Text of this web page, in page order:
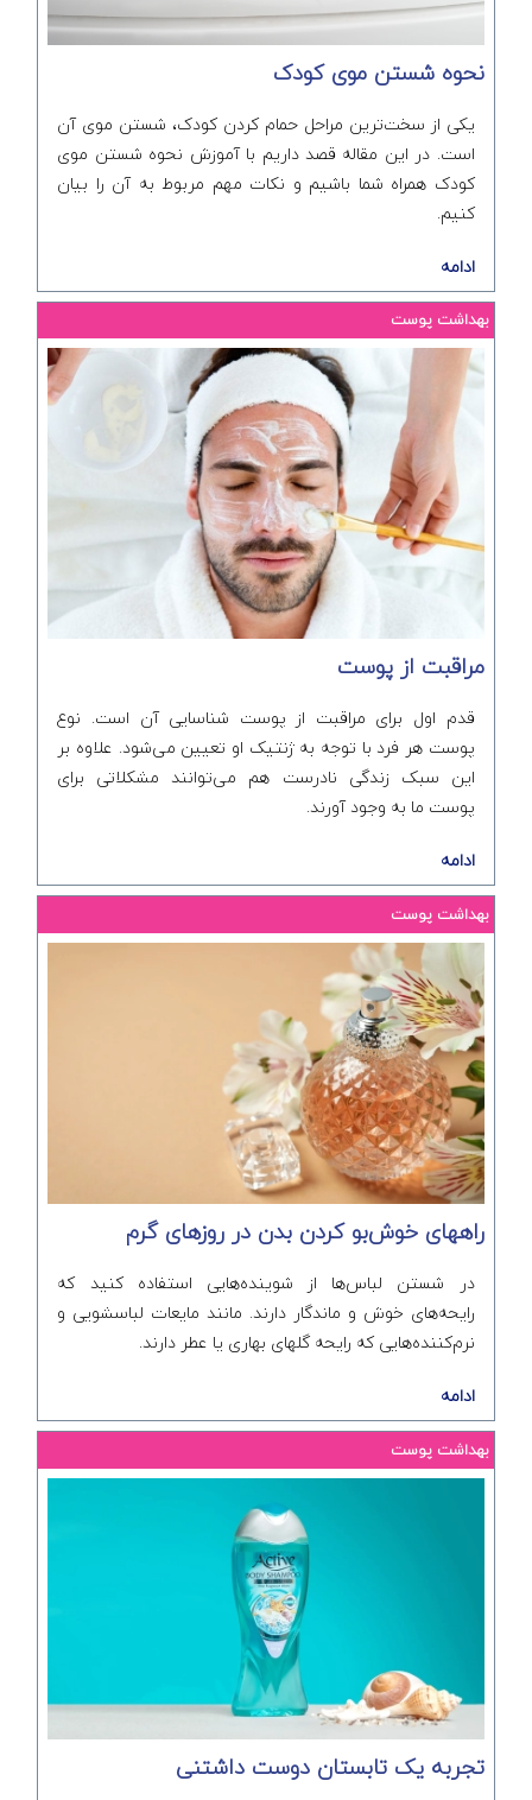
نحوه شستن موی کودک
یکی از سخت‌ترین مراحل حمام کردن کودک، شستن موی آن
است. در این مقاله قصد داریم با آموزش نحوه شستن موی
کودک همراه شما باشیم و نکات مهم مربوط به آن را بیان
کنیم.
ادامه
بهداشت پوست
مراقبت از پوست
قدم اول برای مراقبت از پوست شناسایی آن است. نوع
پوست هر فرد با توجه به ژنتیک او تعیین می‌شود. علاوه بر
این سبک زندگی نادرست هم می‌توانند مشکلاتی برای
پوست ما به وجود آورند.
ادامه
بهداشت پوست
راههای خوش‌بو کردن بدن در روزهای گرم
در شستن لباس‌ها از شوینده‌هایی استفاده کنید که
رایحه‌های خوش و ماندگار دارند. مانند مایعات لباسشویی و
نرم‌کننده‌هایی که رایحه گلهای بهاری یا عطر دارند.
ادامه
بهداشت پوست
تجربه یک تابستان دوست داشتنی